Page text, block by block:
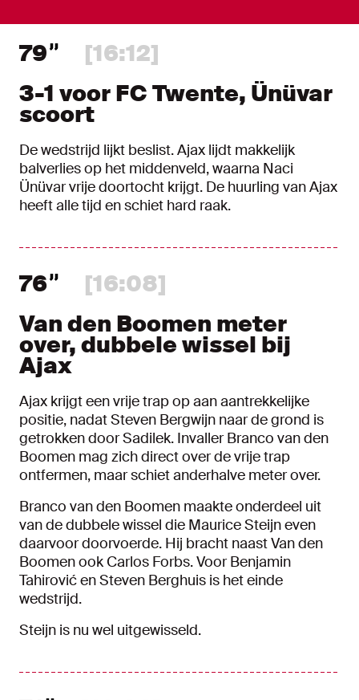
79
[16:12]
3-1 voor FC Twente, Ünüvar
scoort
De wedstrijd lijkt beslist. Ajax lijdt makkelijk
balverlies op het middenveld, waarna Naci
Ünüvar vrije doortocht krijgt. De huurling van Ajax
heeft alle tijd en schiet hard raak.
76
[16:08]
Van den Boomen meter
over, dubbele wissel bij
Ajax
Ajax krijgt een vrije trap op aan aantrekkelijke
positie, nadat Steven Bergwijn naar de grond is
getrokken door Sadilek. Invaller Branco van den
Boomen mag zich direct over de vrije trap
ontfermen, maar schiet anderhalve meter over.
Branco van den Boomen maakte onderdeel uit
van de dubbele wissel die Maurice Steijn even
daarvoor doorvoerde. Hij bracht naast Van den
Boomen ook Carlos Forbs. Voor Benjamin
Tahirović en Steven Berghuis is het einde
wedstrijd.
Steijn is nu wel uitgewisseld.